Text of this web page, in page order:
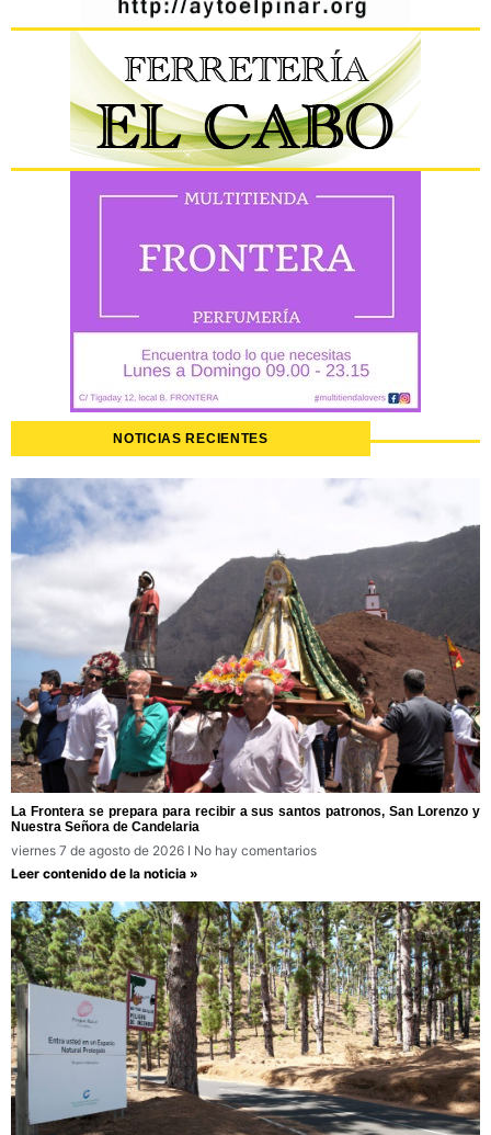
NOTICIAS RECIENTES
La Frontera se prepara para recibir a sus santos patronos, San Lorenzo y
Nuestra Señora de Candelaria
viernes 7 de agosto de 2026
No hay comentarios
Leer contenido de la noticia »